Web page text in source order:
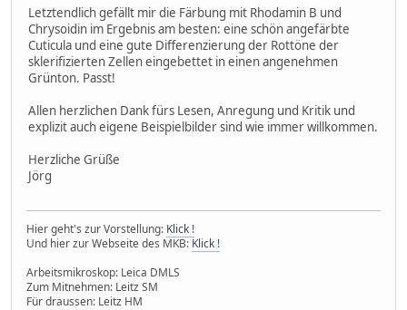
Letztendlich gefällt mir die Färbung mit Rhodamin B und
Chrysoidin im Ergebnis am besten: eine schön angefärbte
Cuticula und eine gute Differenzierung der Rottöne der
sklerifizierten Zellen eingebettet in einen angenehmen
Grünton. Passt!
Allen herzlichen Dank fürs Lesen, Anregung und Kritik und
explizit auch eigene Beispielbilder sind wie immer willkommen.
Herzliche Grüße
Jörg
Hier geht's zur Vorstellung: Klick !
Und hier zur Webseite des MKB: Klick !
Arbeitsmikroskop: Leica DMLS
Zum Mitnehmen: Leitz SM
Für draussen: Leitz HM